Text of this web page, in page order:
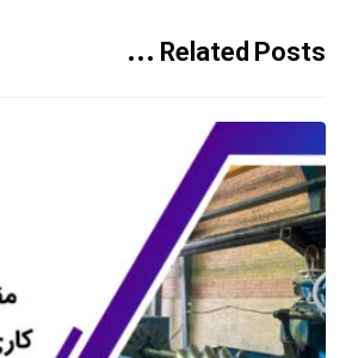
Related Posts ...